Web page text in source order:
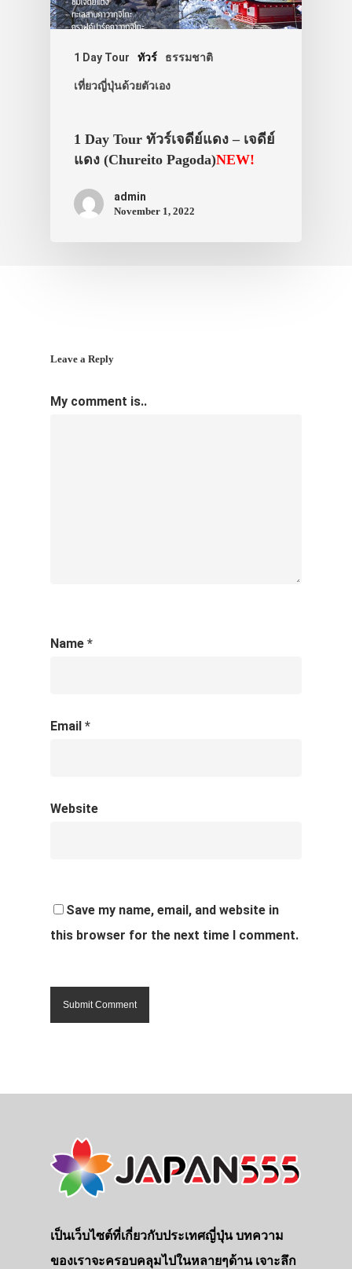
1 Day Tour ทัวร์ ธรรมชาติ
เที่ยวญี่ปุ่นด้วยตัวเอง
1 Day Tour ทัวร์เจดีย์แดง – เจดีย์
แดง (Chureito Pagoda)NEW!
admin
November 1, 2022
Leave a Reply
My comment is..
Name *
Email *
Website
Save my name, email, and website in
this browser for the next time I comment.
เป็นเว็บไซต์ที่เกี่ยวกับประเทศญี่ปุ่น บทความ
ของเราจะครอบคลุมไปในหลายๆด้าน เจาะลึก